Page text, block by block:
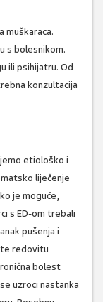
muškaraca.
s bolesnikom.
ili psihijatru. Od
konzultacija
etiološko i
liječenje
je moguće,
s ED-om trebali
pušenja i
te redovitu
bolest
uzroci nastanka